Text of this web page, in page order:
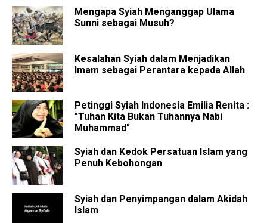
Mengapa Syiah Menganggap Ulama
Sunni sebagai Musuh?
Kesalahan Syiah dalam Menjadikan
Imam sebagai Perantara kepada Allah
Petinggi Syiah Indonesia Emilia Renita :
"Tuhan Kita Bukan Tuhannya Nabi
Muhammad"
Syiah dan Kedok Persatuan Islam yang
Penuh Kebohongan
Syiah dan Penyimpangan dalam Akidah
Islam